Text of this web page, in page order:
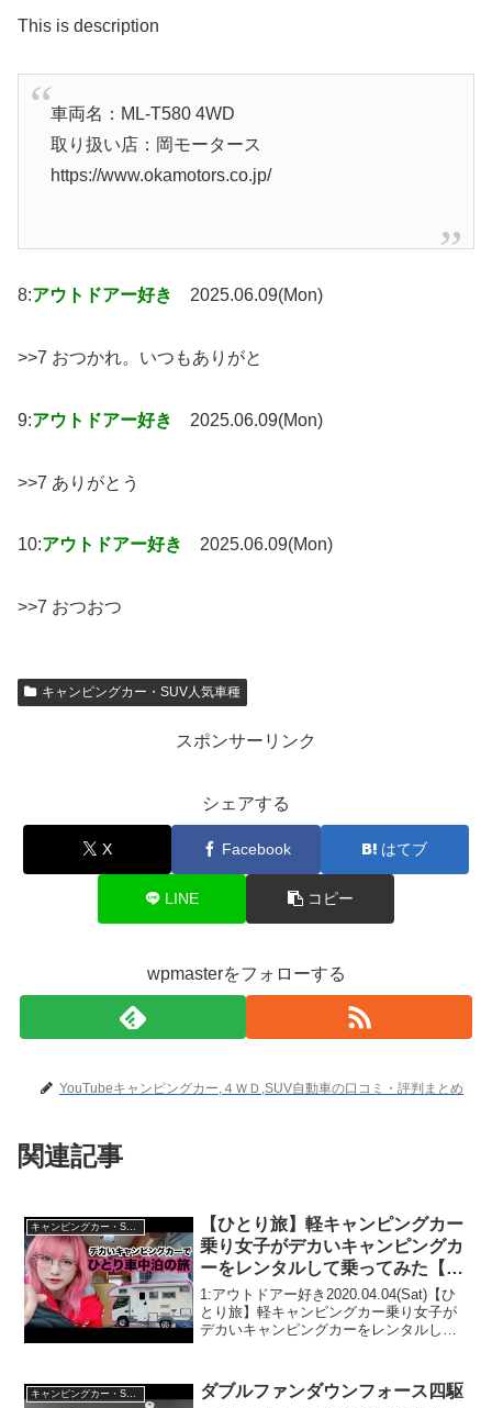
This is description
車両名：ML-T580 4WD
取り扱い店：岡モータース
https://www.okamotors.co.jp/
8:アウトドアー好き 2025.06.09(Mon)
>>7 おつかれ。いつもありがと
9:アウトドアー好き 2025.06.09(Mon)
>>7 ありがとう
10:アウトドアー好き 2025.06.09(Mon)
>>7 おつおつ
キャンピングカー・SUV人気車種
スポンサーリンク
シェアする
X Facebook はてブ
LINE コピー
wpmasterをフォローする
YouTubeキャンピングカー,４ＷＤ,SUV自動車の口コミ・評判まとめ
関連記事
【ひとり旅】軽キャンピングカー
乗り女子がデカいキャンピングカ
ーをレンタルして乗ってみた【車
中泊】
1:アウトドアー好き2020.04.04(Sat)【ひ
とり旅】軽キャンピングカー乗り女子が
デカいキャンピングカーをレンタルして
ー好き2020.04.04(Sat)この...
キャンピングカー・SUV人気車種 ダブルファンダウンフォース四駆